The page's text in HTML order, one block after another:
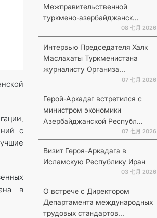
с
в
Межправительственной
туркмено-азербайджанск...
08 七月 2026
Интервью Председателя Халк
Маслахаты Туркменистана
журналисту Организа...
07 七月 2026
Герой-Аркадаг встретился с
министром экономики
Азербайджанской Республ...
07 七月 2026
Визит Героя-Аркадага в
Исламскую Республику Иран
03 七月 2026
О встрече с Директором
Департамента международных
трудовых стандартов...